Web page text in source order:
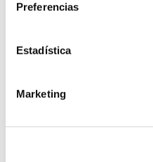
Preferencias
Estadística
Marketing